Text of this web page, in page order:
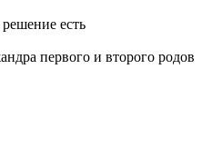
есть
первого и второго родов